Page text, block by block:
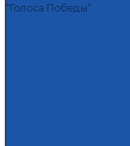
“Голоса Победы”